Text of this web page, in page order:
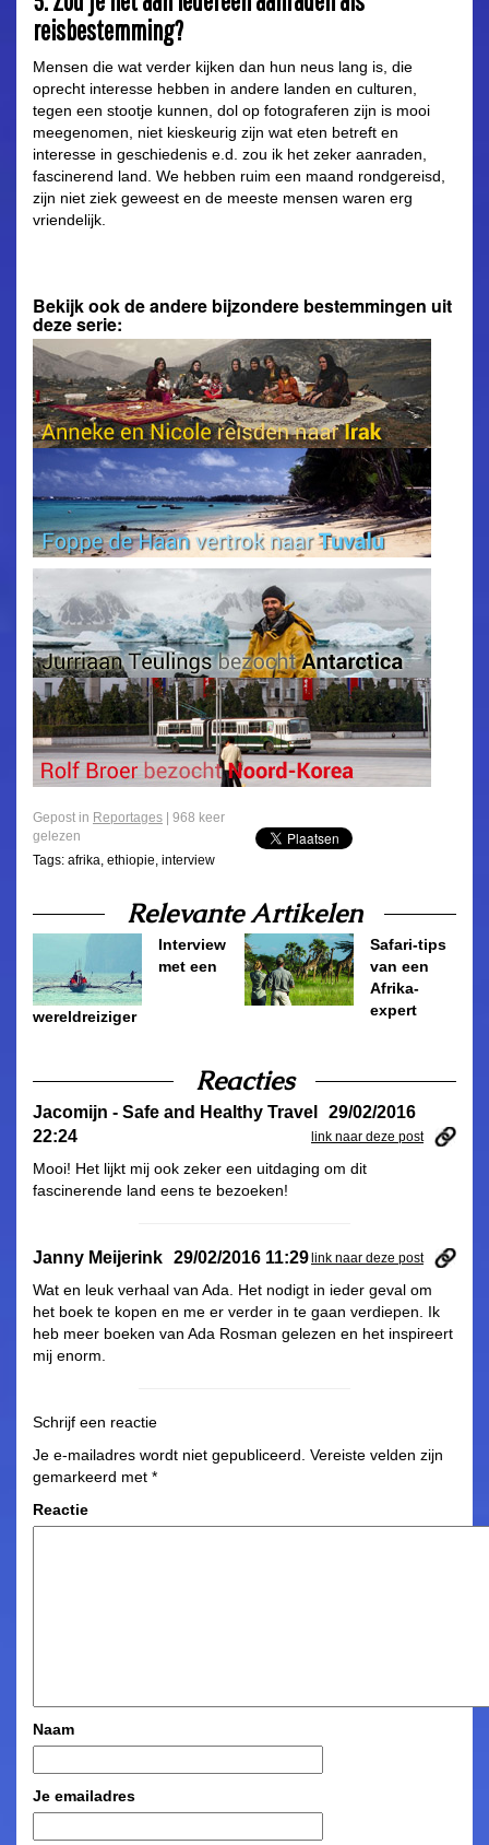
reisbestemming?
Mensen die wat verder kijken dan hun neus lang is, die
oprecht interesse hebben in andere landen en culturen,
tegen een stootje kunnen, dol op fotograferen zijn is mooi
meegenomen, niet kieskeurig zijn wat eten betreft en
interesse in geschiedenis e.d. zou ik het zeker aanraden,
fascinerend land. We hebben ruim een maand rondgereisd,
zijn niet ziek geweest en de meeste mensen waren erg
vriendelijk.
Bekijk ook de andere bijzondere bestemmingen uit
deze serie:
Gepost in Reportages | 968 keer
gelezen
Tags: afrika, ethiopie, interview
Relevante Artikelen
Interview
met een
wereldreiziger
Safari-tips
van een
Afrika-
expert
Reacties
Jacomijn - Safe and Healthy Travel
29/02/2016
22:24
link naar deze post
Mooi! Het lijkt mij ook zeker een uitdaging om dit
fascinerende land eens te bezoeken!
Janny Meijerink 29/02/2016 11:29 link naar deze post
Wat en leuk verhaal van Ada. Het nodigt in ieder geval om
het boek te kopen en me er verder in te gaan verdiepen. Ik
heb meer boeken van Ada Rosman gelezen en het inspireert
mij enorm.
Schrijf een reactie
Je e-mailadres wordt niet gepubliceerd. Vereiste velden zijn
gemarkeerd met *
Reactie
Naam
Je emailadres